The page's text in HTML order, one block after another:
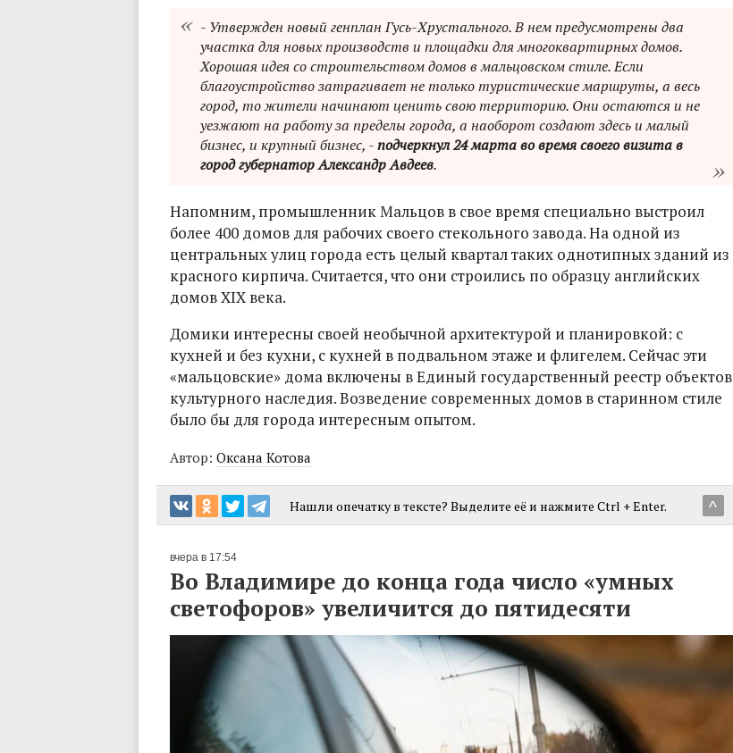
- Утвержден новый генплан Гусь-Хрустального. В нем предусмотрены два
участка для новых производств и площадки для многоквартирных домов.
Хорошая идея со строительством домов в мальцовском стиле. Если
благоустройство затрагивает не только туристические маршруты, а весь
город, то жители начинают ценить свою территорию. Они остаются и не
уезжают на работу за пределы города, а наоборот создают здесь и малый
бизнес, и крупный бизнес, -подчеркнул 24 марта во время своего визита в
город губернатор Александр Авдеев.
Напомним, промышленник Мальцов в свое время специально выстроил
более 400 домов для рабочих своего стекольного завода. На одной из
центральных улиц города есть целый квартал таких однотипных зданий из
красного кирпича. Считается, что они строились по образцу английских
домов XIX века.
Домики интересны своей необычной архитектурой и планировкой: с
кухней и без кухни, с кухней в подвальном этаже и флигелем. Сейчас эти
«мальцовские» дома включены в Единый государственный реестр объектов
культурного наследия. Возведение современных домов в старинном стиле
было бы для города интересным опытом.
Автор: Оксана Котова
^
Нашли опечатку в тексте? Выделите её и нажмите Ctrl + Enter.
вчера в 17:54
Во Владимире до конца года число «умных
светофоров» увеличится до пятидесяти